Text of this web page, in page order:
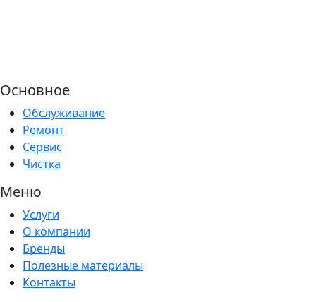
Основное
Обслуживание
Ремонт
Сервис
Чистка
Меню
Услуги
О компании
Бренды
Полезные материалы
Контакты